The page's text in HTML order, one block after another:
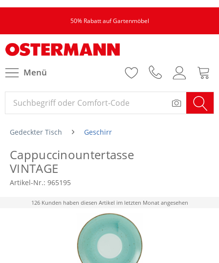
50% Rabatt auf Gartenmöbel
Menü
Gedeckter Tisch Geschirr
Cappuccinountertasse
VINTAGE
Artikel-Nr.: 965195
126 Kunden haben diesen Artikel im letzten Monat angesehen